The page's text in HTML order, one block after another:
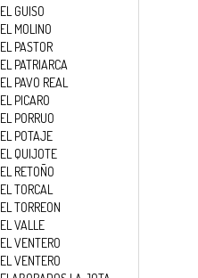
EL GUISO
EL MOLINO
EL PASTOR
EL PATRIARCA
EL PAVO REAL
EL PICARO
EL PORRUO
EL POTAJE
EL QUIJOTE
EL RETOÑO
EL TORCAL
EL TORREON
EL VALLE
EL VENTERO
EL VENTERO